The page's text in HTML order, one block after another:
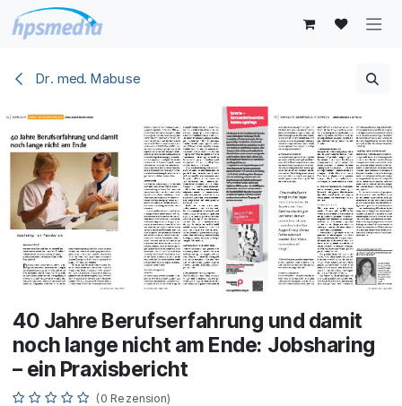
Zum Inhalt springen
Dr. med. Mabuse
40 Jahre Berufserfahrung und damit
noch lange nicht am Ende: Jobsharing
– ein Praxisbericht
(0 Rezension)